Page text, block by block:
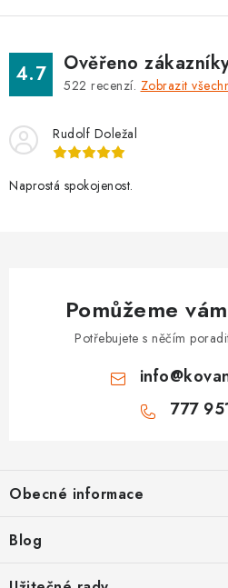
4.7 Ověřeno
522 recenzí. Zobrazit
Rudolf Doležal
Naprostá spokojenost.
Pomůžeme
Potřebujete s něčím
info@
777
p
a
Obecné informace
Blog